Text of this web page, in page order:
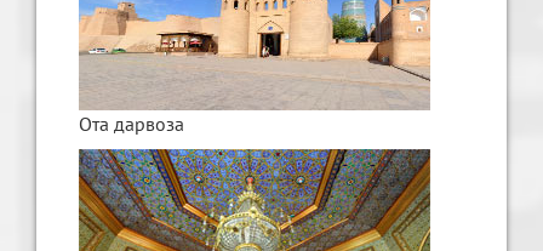
Ота дарвоза